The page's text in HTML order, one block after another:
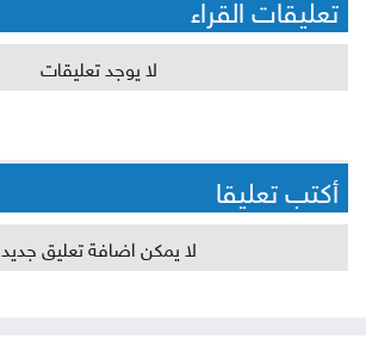
لا يوجد تعليقات
أكتب تعليقا
لا يمكن اضافة تعليق جديد